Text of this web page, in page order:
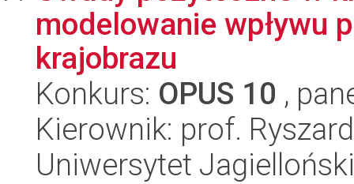
modelowanie wpływu
krajobrazu
Konkurs: OPUS 10 ,
Kierownik: prof.
Uniwersytet